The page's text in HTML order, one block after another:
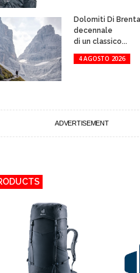
Dolomiti Di
decennale
di un classico...
4 AGOSTO 2026
ADVERTISEMENT